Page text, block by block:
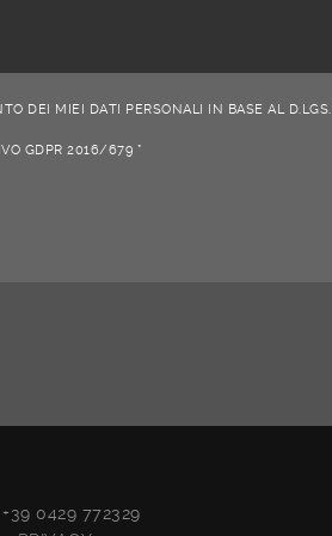
DEI MIEI DATI PERSONALI IN BASE AL D.LGS.
GDPR 2016/679 *
0429 772329